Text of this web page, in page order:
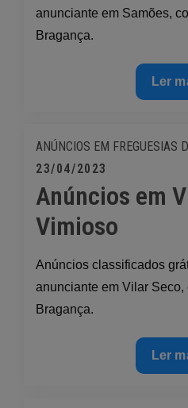
anunciante em Samões,
Bragança.
em
–
Ler
ANÚNCIOS EM FREGUESIAS
Posted
on
23/04/2023
Anúncios em
Vimioso
Anúncios classificados
anunciante em Vilar
Bragança.
em
Ler